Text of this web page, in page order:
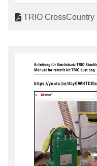
TRIO CrossCountry